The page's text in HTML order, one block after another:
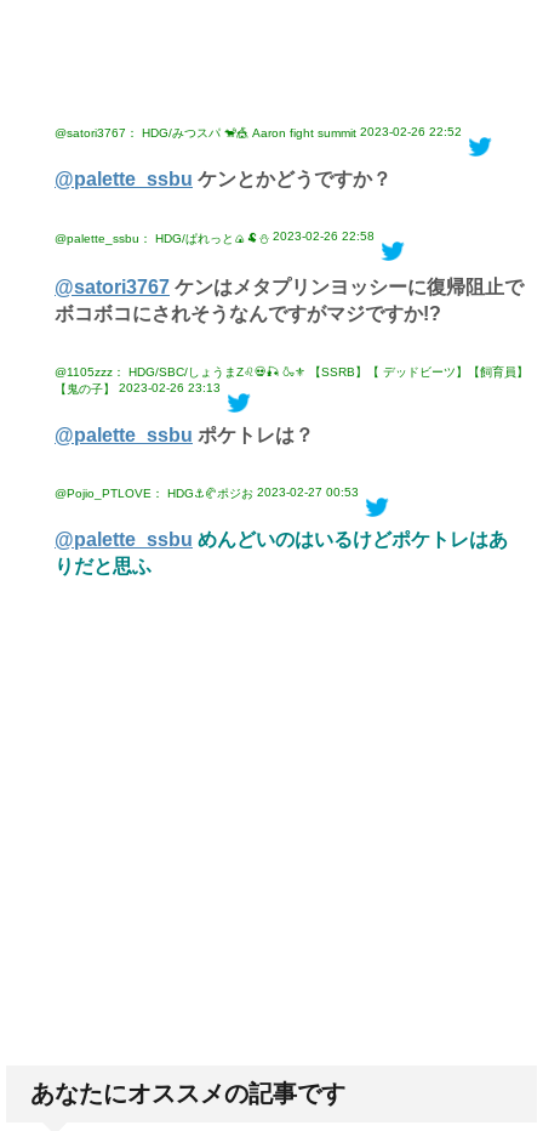
@satori3767： HDG/みつスパ 🐒🎪 Aaron fight summit 2023-02-26 22:52
@palette_ssbu ケンとかどうですか？
@palette_ssbu： HDG/ぱれっと🍙🐏⛄ 2023-02-26 22:58
@satori3767 ケンはメタプリンヨッシーに復帰阻止で
ボコボコにされそうなんですがマジですか!?
@1105zzz： HDG/SBC/しょうまZ♌💀🎣 🍶⚜ 【SSRB】【 デッドビーツ】【飼育員】
【鬼の子】
2023-02-26 23:13
@palette_ssbu ポケトレは？
@Pojio_PTLOVE： HDG⚓️🥐ポジお 2023-02-27 00:53
@palette_ssbu めんどいのはいるけどポケトレはあ
りだと思ふ
あなたにオススメの記事です